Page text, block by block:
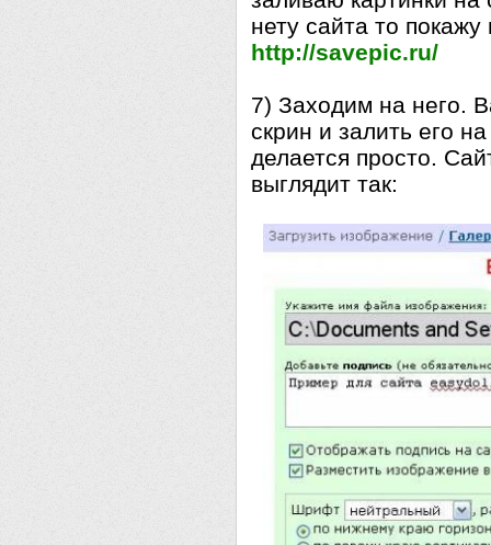
нету сайта то
http://savepic.ru/
7) Заходим на него.
скрин и залить его
делается просто.
выглядит так: